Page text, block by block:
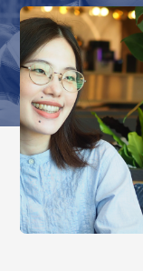
+ お申込のご案内
+ 会社情報
カウンセラー募集